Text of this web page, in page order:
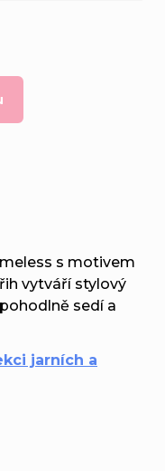
s motivem
vytváří stylový
sedí a
jarních a